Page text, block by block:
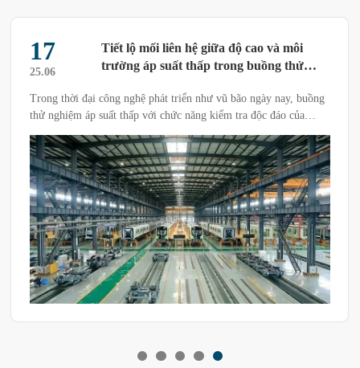
17
25.06
Tiết lộ mối liên hệ giữa độ cao và môi
trường áp suất thấp trong buồng thử
Trong thời đại công nghệ phát triển như vũ bão ngày nay, buồng
thử nghiệm áp suất thấp với chức năng kiểm tra độc đáo của
giữa môi trường áp suất thấp và độ cao so với mực nước biển.